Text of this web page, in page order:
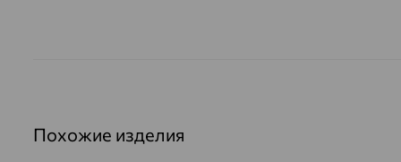
Похожие изделия